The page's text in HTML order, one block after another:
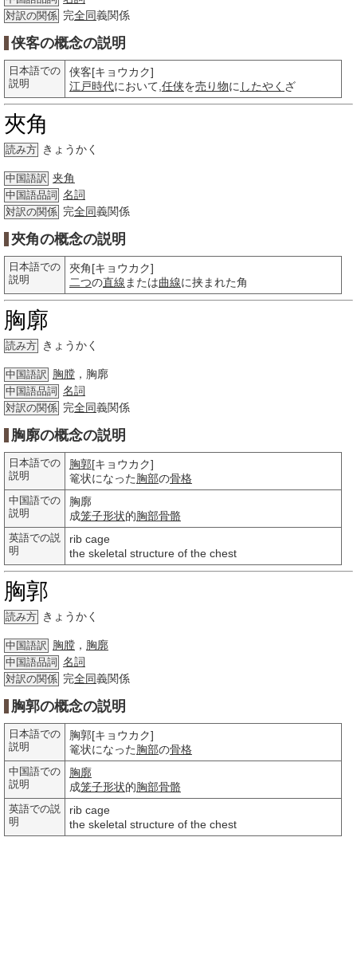
対訳の関係 完全同義関係
侠客の概念の説明
日本語での
説明
侠客[キョウカク]
江戸時代において, 任侠を売り物に したやく ざ
夾角
読み方 きょうかく
中国語訳 夹角
中国語品詞 名詞
対訳の関係 完全同義関係
夾角の概念の説明
日本語での
説明
夾角[キョウカク]
二つの直線 または曲線に挟まれた角
胸廓
読み方 きょうかく
中国語訳 胸膛 ，胸廓
中国語品詞 名詞
対訳の関係 完全同義関係
胸廓の概念の説明
日本語での
説明
胸郭[キョウカク]
篭状になった胸部の骨格
中国語での
説明
胸廓
成笼子形状的胸部骨骼
英語での説
明
rib cage
the skeletal structure of the chest
胸郭
読み方 きょうかく
中国語訳 胸膛 ， 胸廓
中国語品詞 名詞
対訳の関係 完全同義関係
胸郭の概念の説明
日本語での
説明
胸郭[キョウカク]
篭状になった胸部の骨格
中国語での
説明
胸廓
成笼子形状的胸部骨骼
英語での説
明
rib cage
the skeletal structure of the chest